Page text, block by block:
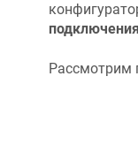
подключения
Рассмотрим